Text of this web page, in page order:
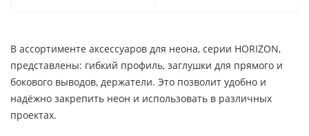
В ассортименте аксессуаров для неона, серии HORIZON,
представлены: гибкий профиль, заглушки для прямого и
бокового выводов, держатели. Это позволит удобно и
надёжно закрепить неон и использовать в различных
проектах.